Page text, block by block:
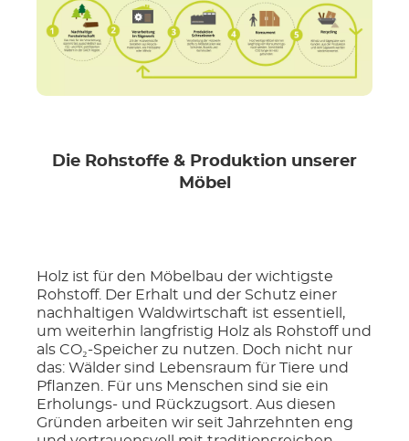
Die Rohstoffe & Produktion unserer
Möbel
Holz ist für den Möbelbau der wichtigste
Rohstoff. Der Erhalt und der Schutz einer
nachhaltigen Waldwirtschaft ist essentiell,
um weiterhin langfristig Holz als Rohstoff und
als CO₂-Speicher zu nutzen. Doch nicht nur
das: Wälder sind Lebensraum für Tiere und
Pflanzen. Für uns Menschen sind sie ein
Erholungs- und Rückzugsort. Aus diesen
Gründen arbeiten wir seit Jahrzehnten eng